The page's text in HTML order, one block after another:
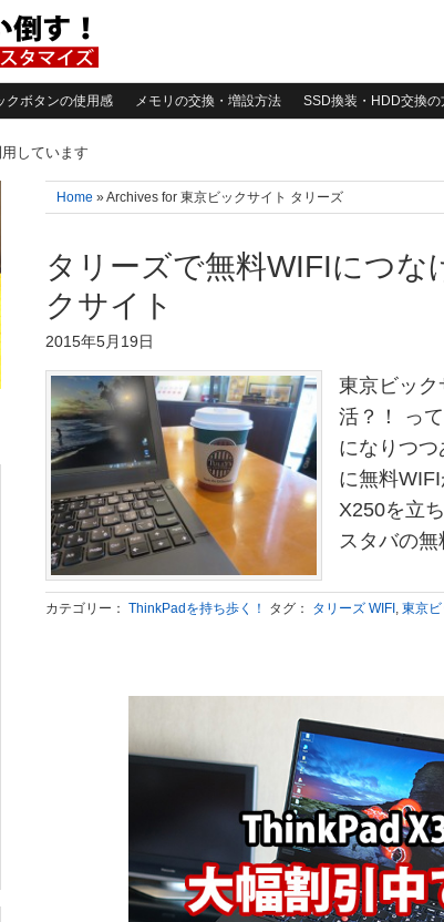
クボタンの使用感 メモリの交換・増設方法 SSD換装・HDD交換の
しています
Home » Archives for 東京ビックサイト タリーズ
タリーズで無料WIFIにつな
クサイト
2015年5月19日
東京ビック
活？！ っ
になりつ
に無料
X250を立
スタバの
カテゴリー： ThinkPadを持ち歩く！ タグ： タリーズ WIFI , 東京